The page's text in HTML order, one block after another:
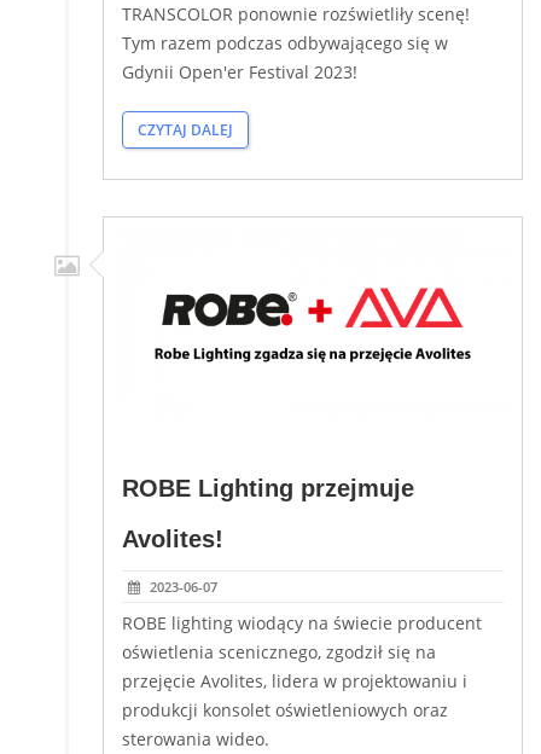
TRANSCOLOR ponownie rozświetliły scenę!
Tym razem podczas odbywającego się w
Gdynii Open'er Festival 2023!
CZYTAJ DALEJ
ROBE Lighting przejmuje
Avolites!
2023-06-07
ROBE lighting wiodący na świecie producent
oświetlenia scenicznego, zgodził się na
przejęcie Avolites, lidera w projektowaniu i
produkcji konsolet oświetleniowych oraz
sterowania wideo.